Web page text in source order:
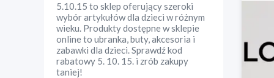
5.10.15 to sklep oferujący szeroki
wybór artykułów dla dzieci w różnym
wieku. Produkty dostępne w sklepie
online to ubranka, buty, akcesoria i
zabawki dla dzieci. Sprawdź kod
rabatowy 5. 10. 15. i zrób zakupy
taniej!